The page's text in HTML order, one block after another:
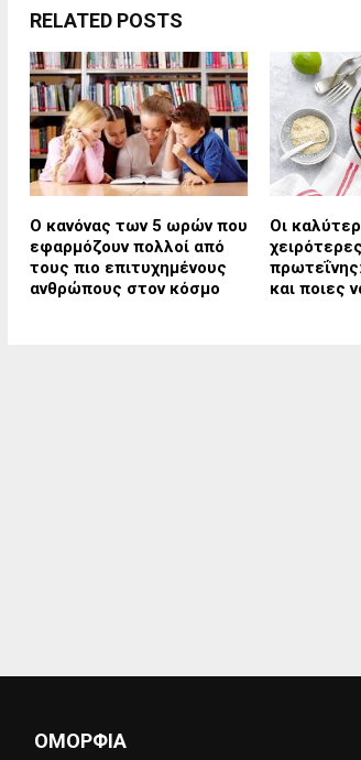
RELATED POSTS
Ο κανόνας των 5 ωρών που
εφαρμόζουν πολλοί από
τους πιο επιτυχημένους
ανθρώπους στον κόσμο
Οι
και ποιες
ΟΜΟΡΦΙΆ